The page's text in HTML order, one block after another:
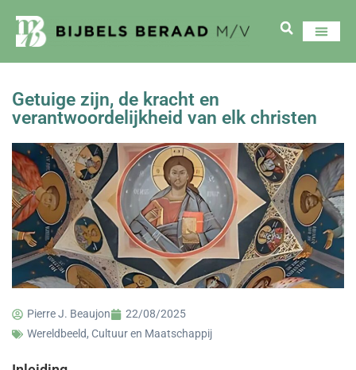
Getuige zijn, de kracht en
verantwoordelijkheid van elk christen
Pierre J. Beaujon
22/08/2025
Wereldbeeld, Cultuur en Maatschappij